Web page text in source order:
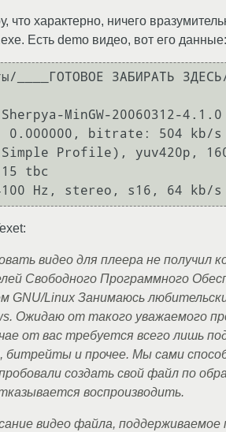
что характерно, ничего
Есть demo видео, вот его данные:
ЗАБИРАТЬ
tbc
видео для плеера не
Свободного Программного
GNU/Linux Занимаюсь
Ожидаю от такого уважаемого
от вас требуется всего лишь
битрейты и прочее. Мы сами
создать свой файл по
воспроизводить.
видео файла,